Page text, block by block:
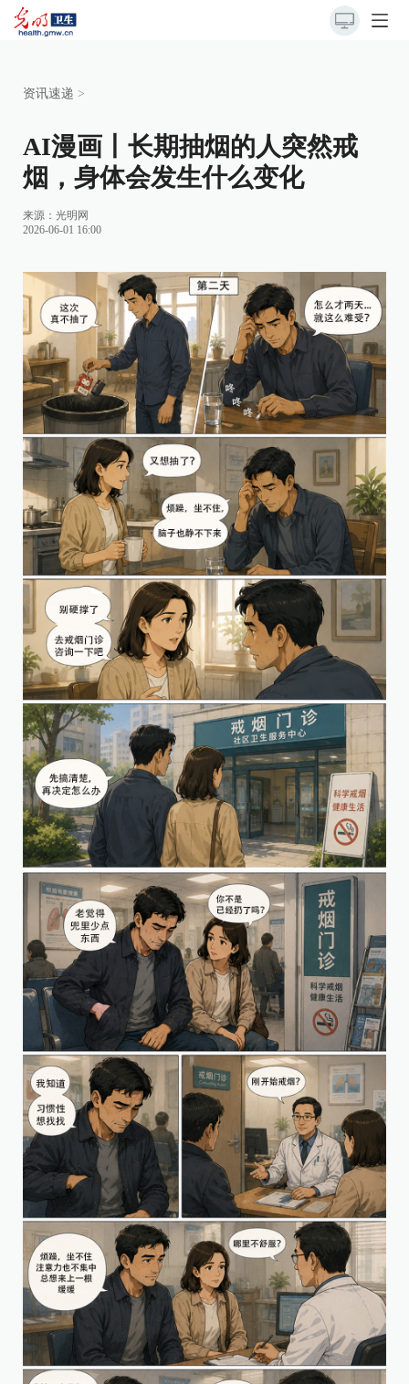
资讯速递 >
AI漫画丨长期抽烟的人突然戒
烟，身体会发生什么变化
来源：光明网
2026-06-01 16:00